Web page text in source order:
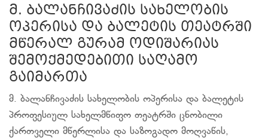
მ. ბალანჩივაძის სახელობის
ოპერისა და ბალეტის თეატრში
მწერალ გურამ ოდიშარიას
შემოქმედებითი საღამო
გაიმართა
მ. ბალანჩივაძის სახელობის ოპერისა და ბალეტის
პროფესიულ სახელმწიფო თეატრში ცნობილი
ქართველი მწერლისა და საზოგადო მოღვაწის,